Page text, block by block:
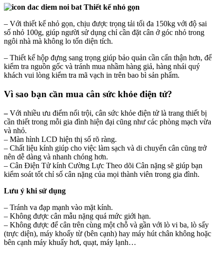
Thiết kế nhỏ gọn
– Với thiết kế nhỏ gọn, chịu được trọng tải tối đa 150kg với độ sai
số nhỏ 100g, giúp người sử dụng chỉ cần đặt cân ở góc nhỏ trong
ngôi nhà mà không lo tốn diện tích.
– Thiết kế hộp đựng sang trọng giúp bảo quản cần cẩn thận hơn, để
kiểm tra nguồn gốc và tránh mua nhầm hàng giả, hàng nhái quý
khách vui lòng kiểm tra mã vạch in trên bao bì sản phẩm.
Vì sao bạn cần mua cân sức khỏe điện tử?
–Với nhiều ưu điểm nổi trội, cân sức khỏe điện tử là trang thiết bị
cần thiết trong mỗi gia đình hiện đại cũng như các phòng mạch vừa
và nhỏ.
– Màn hình LCD hiện thị số rõ ràng.
– Chất liệu kính giúp cho việc làm sạch và di chuyển cân cũng trở
nên dễ dàng và nhanh chóng hơn.
– Cân Điện Tử kính Cường Lực Theo dõi Cân nặng​​​​​​​ sẽ giúp bạn
kiểm soát tốt chỉ số cân nặng của mọi thành viên trong gia đình.
Lưu ý khi sử dụng
– Tránh va đạp mạnh vào mặt kính.
– Không được cân mẫu nặng quá mức giới hạn.
– Không được để cân trên cùng một chỗ và gần với lò vi ba, lò sấy
(trực diện), máy khoấy từ (bên cạnh) hay máy hút chân không hoặc
bên cạnh máy khuấy hơi, quạt, máy lạnh…